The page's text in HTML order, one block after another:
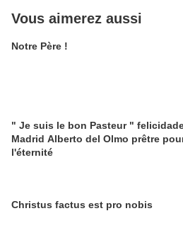
Vous aimerez aussi
Notre Père !
" Je suis le bon Pasteur "
Madrid Alberto del Olmo prêtre pour
l'éternité
Christus factus est pro nobis